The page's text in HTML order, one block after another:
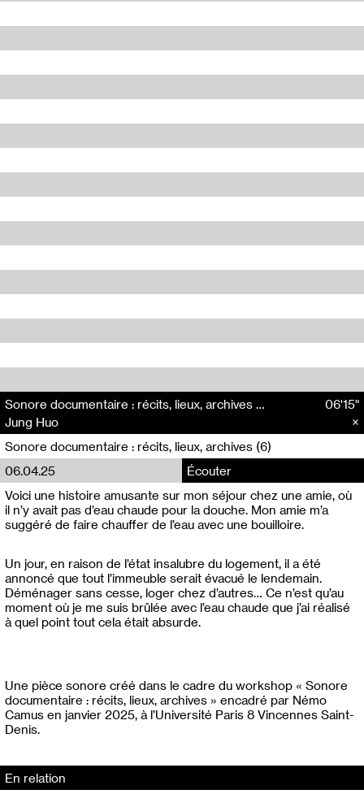
Sonore documentaire : récits, lieux, archives #6 : L’eau chaude - Jung Huo
Jung Huo
06'15"
Sonore documentaire : récits, lieux, archives (6)
06.04.25
Écouter
Voici une histoire amusante sur mon séjour chez une amie, où
il n’y avait pas d’eau chaude pour la douche. Mon amie m’a
suggéré de faire chauffer de l’eau avec une bouilloire.
Un jour, en raison de l’état insalubre du logement, il a été
annoncé que tout l’immeuble serait évacué le lendemain.
Déménager sans cesse, loger chez d’autres… Ce n’est qu’au
moment où je me suis brûlée avec l’eau chaude que j’ai réalisé
à quel point tout cela était absurde.
Une pièce sonore créé dans le cadre du workshop « Sonore
documentaire : récits, lieux, archives » encadré par Némo
Camus en janvier 2025, à l’Université Paris 8 Vincennes Saint-
Denis.
En relation